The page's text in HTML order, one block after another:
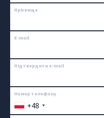
Прізвище
E-mail
Підтвердити e-mail
Номер телефону
+48